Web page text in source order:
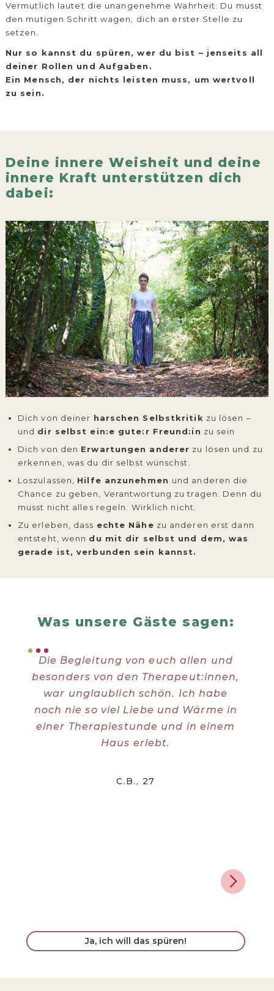
Vermutlich lautet die unangenehme Wahrheit: Du musst
den mutigen Schritt wagen, dich an erster Stelle zu
setzen.
Nur so kannst du spüren, wer du bist – jenseits all
deiner Rollen und Aufgaben.
Ein Mensch, der nichts leisten muss, um wertvoll
zu sein.
Deine innere Weisheit und deine
innere Kraft unterstützen dich
dabei:
Dich von deiner harschen Selbstkritik zu lösen –
und dir selbst ein:e gute:r Freund:in zu sein
Dich von den Erwartungen anderer zu lösen und zu
erkennen, was du dir selbst wünschst.
Loszulassen, Hilfe anzunehmen und anderen die
Chance zu geben, Verantwortung zu tragen. Denn du
musst nicht alles regeln. Wirklich nicht.
Zu erleben, dass echte Nähe zu anderen erst dann
entsteht, wenn du mit dir selbst und dem, was
gerade ist, verbunden sein kannst.
Was unsere Gäste sagen:
Die Begleitung von euch allen und
besonders von den Therapeut:innen,
war unglaublich schön. Ich habe
noch nie so viel Liebe und Wärme in
einer Therapiestunde und in einem
Haus erlebt.
C.B., 27
Ja, ich will das spüren!